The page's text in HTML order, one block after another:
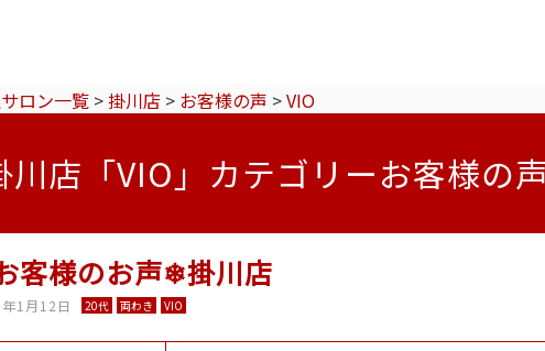
ロン一覧 >掛川店 > お客様の声 >VIO
川店「VIO」カテゴリーお客様の
客様のお声❄掛川店
1月12日 20代 両わき VIO